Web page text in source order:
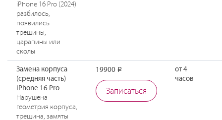
iPhone 16 Pro (2024)
разбилось,
появились
трещины,
царапины или
сколы
Замена корпуса
(средняя часть)
iPhone 16 Pro
Нарушена
геометрия корпуса,
трещина, замяты
19900 Р
Записаться
от 4
часов